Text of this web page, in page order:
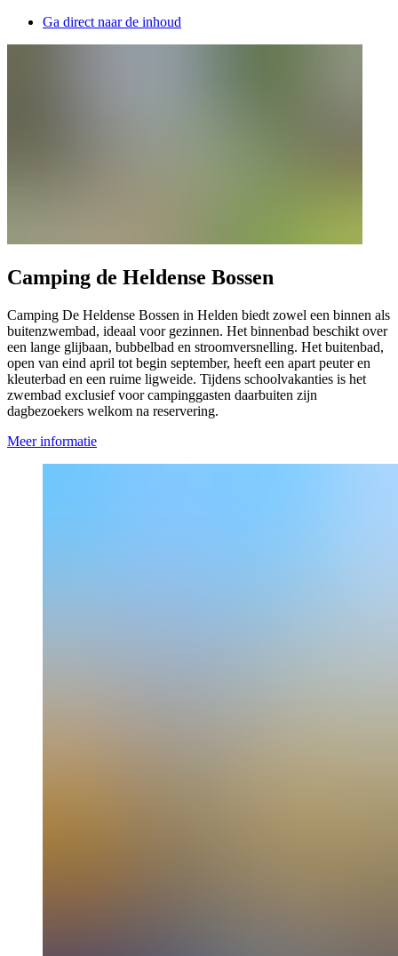
Ga direct naar de inhoud
Camping de Heldense Bossen
Camping De Heldense Bossen in Helden biedt zowel een binnen als
buitenzwembad, ideaal voor gezinnen. Het binnenbad beschikt over
een lange glijbaan, bubbelbad en stroomversnelling. Het buitenbad,
open van eind april tot begin september, heeft een apart peuter en
kleuterbad en een ruime ligweide. Tijdens schoolvakanties is het
zwembad exclusief voor campinggasten daarbuiten zijn
dagbezoekers welkom na reservering.
Meer informatie